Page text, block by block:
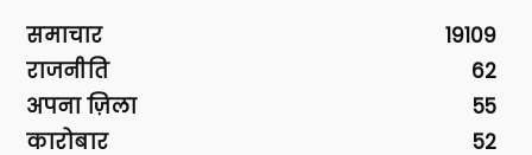
समाचार
19109
राजनीति
62
अपना ज़िला
55
कारोबार
52